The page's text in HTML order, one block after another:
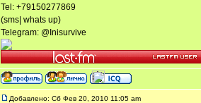
Tel: +79150277869
(sms| whats up)
Telegram: @Inisurvive
Добавлено: Сб Фев 20, 2010 11:05 am